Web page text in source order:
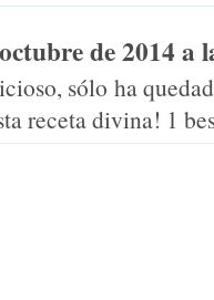
de 2014 a
sólo ha
receta divina! 1